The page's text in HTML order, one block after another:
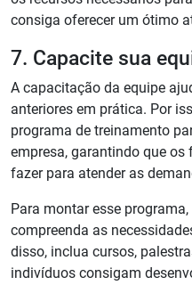
consiga oferecer um ótimo
7. Capacite sua
A capacitação da equipe
anteriores em prática. Por
programa de treinamento
empresa, garantindo que
fazer para atender as
Para montar esse
compreenda as
disso, inclua cursos,
indivíduos consigam